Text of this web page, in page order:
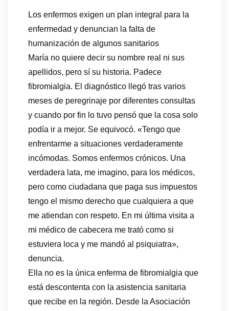
Los enfermos exigen un plan integral para la
enfermedad y denuncian la falta de
humanización de algunos sanitarios
María no quiere decir su nombre real ni sus
apellidos, pero sí su historia. Padece
fibromialgia. El diagnóstico llegó tras varios
meses de peregrinaje por diferentes consultas
y cuando por fin lo tuvo pensó que la cosa solo
podía ir a mejor. Se equivocó. «Tengo que
enfrentarme a situaciones verdaderamente
incómodas. Somos enfermos crónicos. Una
verdadera lata, me imagino, para los médicos,
pero como ciudadana que paga sus impuestos
tengo el mismo derecho que cualquiera a que
me atiendan con respeto. En mi última visita a
mi médico de cabecera me trató como si
estuviera loca y me mandó al psiquiatra»,
denuncia.
Ella no es la única enferma de fibromialgia que
está descontenta con la asistencia sanitaria
que recibe en la región. Desde la Asociación